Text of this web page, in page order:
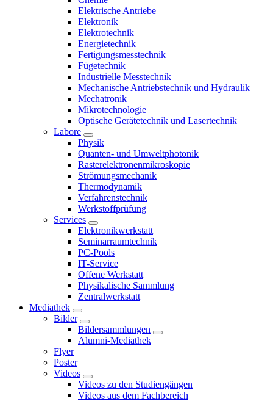
Elektrische Antriebe
Elektronik
Elektrotechnik
Energietechnik
Fertigungsmesstechnik
Fügetechnik
Industrielle Messtechnik
Mechanische Antriebstechnik und Hydraulik
Mechatronik
Mikrotechnologie
Optische Gerätetechnik und Lasertechnik
Labore
Physik
Quanten- und Umweltphotonik
Rasterelektronenmikroskopie
Strömungsmechanik
Thermodynamik
Verfahrenstechnik
Werkstoffprüfung
Services
Elektronikwerkstatt
Seminarraumtechnik
PC-Pools
IT-Service
Offene Werkstatt
Physikalische Sammlung
Zentralwerkstatt
Mediathek
Bilder
Bildersammlungen
Alumni-Mediathek
Flyer
Poster
Videos
Videos zu den Studiengängen
Videos aus dem Fachbereich